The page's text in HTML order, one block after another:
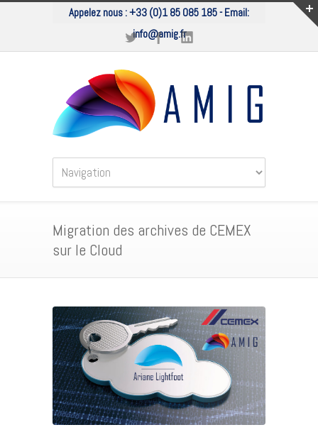
Appelez nous :+33 (0)1 85 085 185- Email:
info@amig.fr
Migration des archives de CEMEX
sur le Cloud